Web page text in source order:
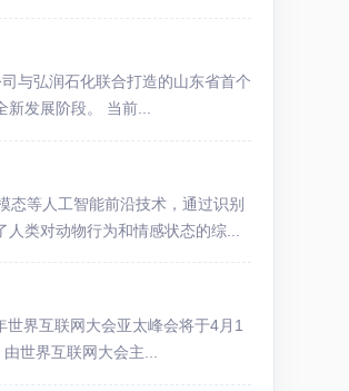
与弘润石化联合打造的山东省首个
发展阶段。 当前...
态等人工智能前沿技术，通过识别
类对动物行为和情感状态的综...
界互联网大会亚太峰会将于4月1
世界互联网大会主...